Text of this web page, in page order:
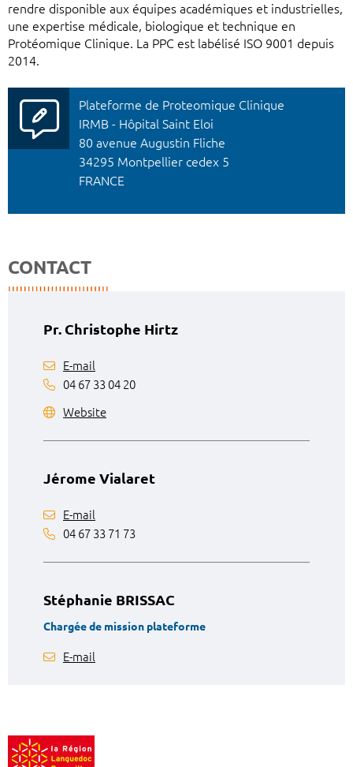
rendre disponible aux équipes académiques et industrielles,
une expertise médicale, biologique et technique en
Protéomique Clinique. La PPC est labélisé ISO 9001 depuis
2014.
Plateforme de Proteomique Clinique
IRMB - Hôpital Saint Eloi
80 avenue Augustin Fliche
34295 Montpellier cedex 5
FRANCE
CONTACT
Pr. Christophe Hirtz
E-mail
04 67 33 04 20
Website
Jérome Vialaret
E-mail
04 67 33 71 73
Stéphanie BRISSAC
Chargée de mission plateforme
E-mail